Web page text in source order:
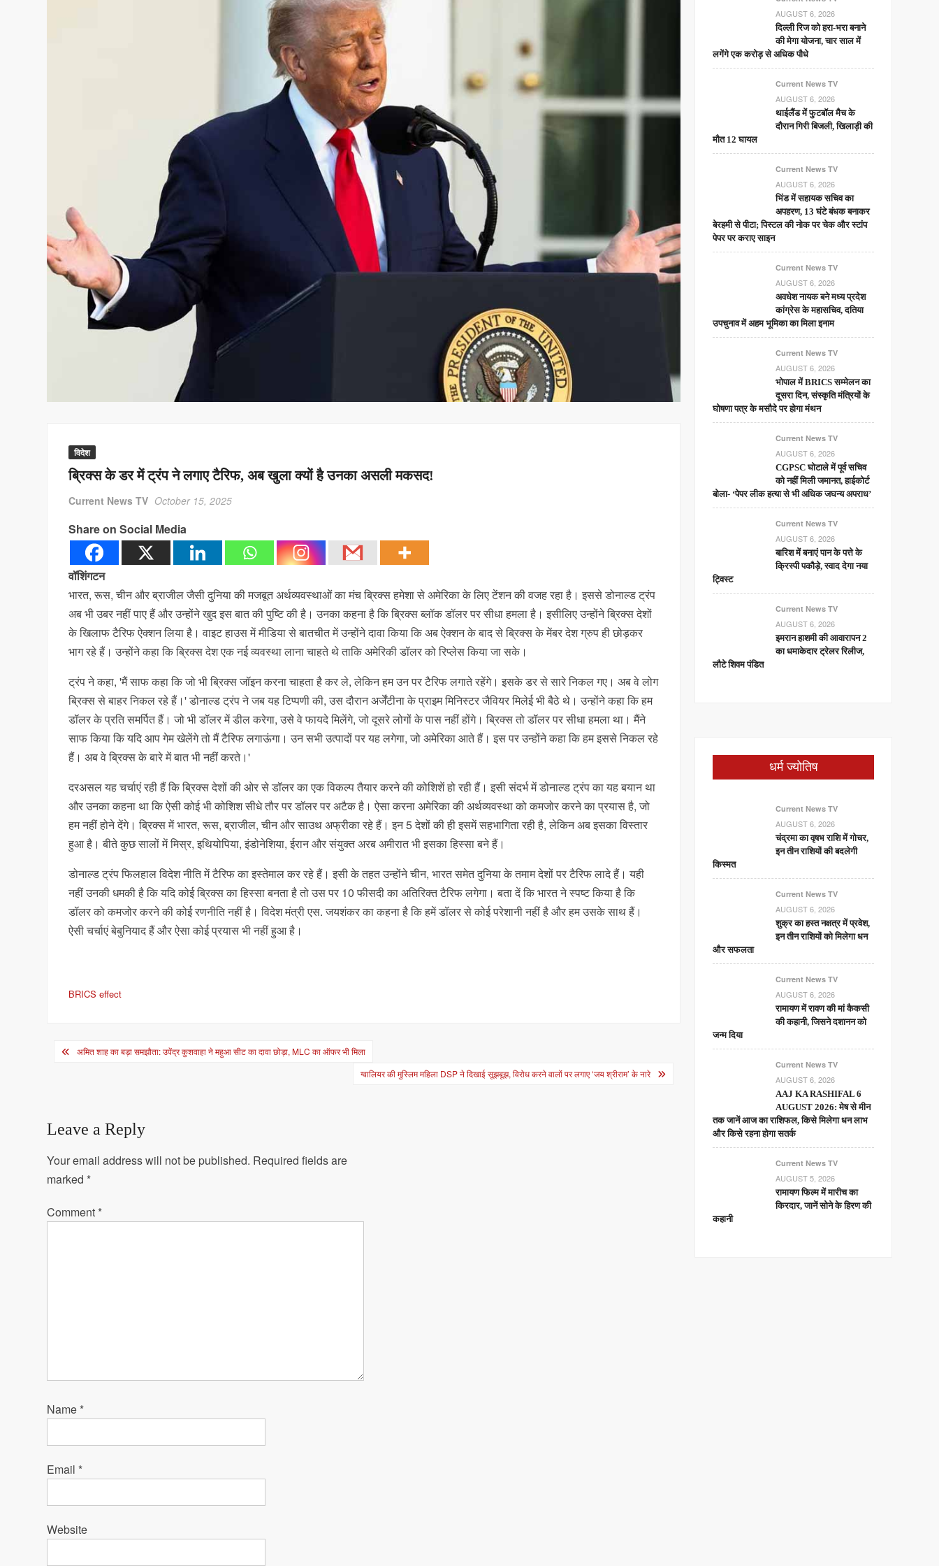
विदेश
ब्रिक्स के डर में ट्रंप ने लगाए टैरिफ, अब खुला क्यों है उनका असली मकसद!
Current News TV October 15, 2025
Share on Social Media
वॉशिंगटन
भारत, रूस, चीन और ब्राजील जैसी दुनिया की मजबूत अर्थव्यवस्थाओं का मंच ब्रिक्स हमेशा से अमेरिका के लिए टेंशन की वजह रहा है। इससे डोनाल्ड ट्रंप
अब भी उबर नहीं पाए हैं और उन्होंने खुद इस बात की पुष्टि की है। उनका कहना है कि ब्रिक्स ब्लॉक डॉलर पर सीधा हमला है। इसीलिए उन्होंने ब्रिक्स देशों
के खिलाफ टैरिफ ऐक्शन लिया है। वाइट हाउस में मीडिया से बातचीत में उन्होंने दावा किया कि अब ऐक्शन के बाद से ब्रिक्स के मेंबर देश ग्रुप ही छोड़कर
भाग रहे हैं। उन्होंने कहा कि ब्रिक्स देश एक नई व्यवस्था लाना चाहते थे ताकि अमेरिकी डॉलर को रिप्लेस किया जा सके।
ट्रंप ने कहा, 'मैं साफ कहा कि जो भी ब्रिक्स जॉइन करना चाहता है कर ले, लेकिन हम उन पर टैरिफ लगाते रहेंगे। इसके डर से सारे निकल गए। अब वे लोग
ब्रिक्स से बाहर निकल रहे हैं।' डोनाल्ड ट्रंप ने जब यह टिप्पणी की, उस दौरान अर्जेंटीना के प्राइम मिनिस्टर जैवियर मिलेई भी बैठे थे। उन्होंने कहा कि हम
डॉलर के प्रति समर्पित हैं। जो भी डॉलर में डील करेगा, उसे वे फायदे मिलेंगे, जो दूसरे लोगों के पास नहीं होंगे। ब्रिक्स तो डॉलर पर सीधा हमला था। मैंने
साफ किया कि यदि आप गेम खेलेंगे तो मैं टैरिफ लगाऊंगा। उन सभी उत्पादों पर यह लगेगा, जो अमेरिका आते हैं। इस पर उन्होंने कहा कि हम इससे निकल रहे
हैं। अब वे ब्रिक्स के बारे में बात भी नहीं करते।'
दरअसल यह चर्चाएं रही हैं कि ब्रिक्स देशों की ओर से डॉलर का एक विकल्प तैयार करने की कोशिशें हो रही हैं। इसी संदर्भ में डोनाल्ड ट्रंप का यह बयान था
और उनका कहना था कि ऐसी कोई भी कोशिश सीधे तौर पर डॉलर पर अटैक है। ऐसा करना अमेरिका की अर्थव्यवस्था को कमजोर करने का प्रयास है, जो
हम नहीं होने देंगे। ब्रिक्स में भारत, रूस, ब्राजील, चीन और साउथ अफ्रीका रहे हैं। इन 5 देशों की ही इसमें सहभागिता रही है, लेकिन अब इसका विस्तार
हुआ है। बीते कुछ सालों में मिस्र, इथियोपिया, इंडोनेशिया, ईरान और संयुक्त अरब अमीरात भी इसका हिस्सा बने हैं।
डोनाल्ड ट्रंप फिलहाल विदेश नीति में टैरिफ का इस्तेमाल कर रहे हैं। इसी के तहत उन्होंने चीन, भारत समेत दुनिया के तमाम देशों पर टैरिफ लादे हैं। यही
नहीं उनकी धमकी है कि यदि कोई ब्रिक्स का हिस्सा बनता है तो उस पर 10 फीसदी का अतिरिक्त टैरिफ लगेगा। बता दें कि भारत ने स्पष्ट किया है कि
डॉलर को कमजोर करने की कोई रणनीति नहीं है। विदेश मंत्री एस. जयशंकर का कहना है कि हमें डॉलर से कोई परेशानी नहीं है और हम उसके साथ हैं।
ऐसी चर्चाएं बेबुनियाद हैं और ऐसा कोई प्रयास भी नहीं हुआ है।
BRICS effect
Postअमित शाह का बड़ा समझौता: उपेंद्र कुशवाहा ने महुआ सीट का दावा छोड़ा, MLC का ऑफर भी मिला
ग्वालियर की मुस्लिम महिला DSP ने दिखाई सूझबूझ, विरोध करने वालों पर लगाए ‘जय श्रीराम’ के नारे
Leave a Reply
Your email address will not be published. Required fields are
marked *
Comment *
Name *
Email *
Website
AUGUST 6, 2026
दिल्ली रिज को हरा-भरा बनाने
की मेगा योजना, चार साल में
लगेंगे एक करोड़ से अधिक पौधे
Current News TV
AUGUST 6, 2026
थाईलैंड में फुटबॉल मैच के
दौरान गिरी बिजली, खिलाड़ी की
मौत 12 घायल
Current News TV
AUGUST 6, 2026
भिंड में सहायक सचिव का
अपहरण, 13 घंटे बंधक बनाकर
बेरहमी से पीटा; पिस्टल की नोक पर चेक और स्टांप
पेपर पर कराए साइन
Current News TV
AUGUST 6, 2026
अवधेश नायक बने मध्य प्रदेश
कांग्रेस के महासचिव, दतिया
उपचुनाव में अहम भूमिका का मिला इनाम
Current News TV
AUGUST 6, 2026
भोपाल में BRICS सम्मेलन का
दूसरा दिन, संस्कृति मंत्रियों के
घोषणा पत्र के मसौदे पर होगा मंथन
Current News TV
AUGUST 6, 2026
CGPSC घोटाले में पूर्व सचिव
को नहीं मिली जमानत, हाईकोर्ट
बोला- ‘पेपर लीक हत्या से भी अधिक जघन्य अपराध’
Current News TV
AUGUST 6, 2026
बारिश में बनाएं पान के पत्ते के
क्रिस्पी पकौड़े, स्वाद देगा नया
ट्विस्ट
Current News TV
AUGUST 6, 2026
इमरान हाशमी की आवारापन 2
का धमाकेदार ट्रेलर रिलीज,
लौटे शिवम पंडित
धर्म ज्योतिष
Current News TV
AUGUST 6, 2026
चंद्रमा का वृषभ राशि में गोचर,
इन तीन राशियों की बदलेगी
किस्मत
Current News TV
AUGUST 6, 2026
शुक्र का हस्त नक्षत्र में प्रवेश,
इन तीन राशियों को मिलेगा धन
और सफलता
Current News TV
AUGUST 6, 2026
रामायण में रावण की मां कैकसी
की कहानी, जिसने दशानन को
जन्म दिया
Current News TV
AUGUST 6, 2026
AAJ KA RASHIFAL 6
AUGUST 2026: मेष से मीन
तक जानें आज का राशिफल, किसे मिलेगा धन लाभ
और किसे रहना होगा सतर्क
Current News TV
AUGUST 5, 2026
रामायण फिल्म में मारीच का
किरदार, जानें सोने के हिरण की
कहानी